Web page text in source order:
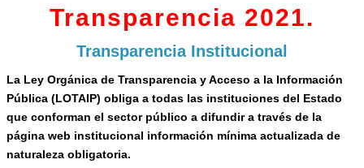
Transparencia 2021.
Transparencia Institucional
La Ley Orgánica de Transparencia y Acceso a la Información
Pública (LOTAIP) obliga a todas las instituciones del Estado
que conforman el sector público a difundir a través de la
página web institucional información mínima actualizada de
naturaleza obligatoria.